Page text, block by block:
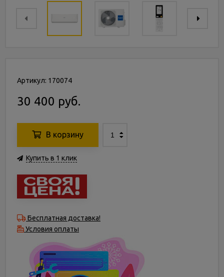
Артикул: 170074
30 400 руб.
В корзину
Купить в 1 клик
Бесплатная доставка!
Условия оплаты